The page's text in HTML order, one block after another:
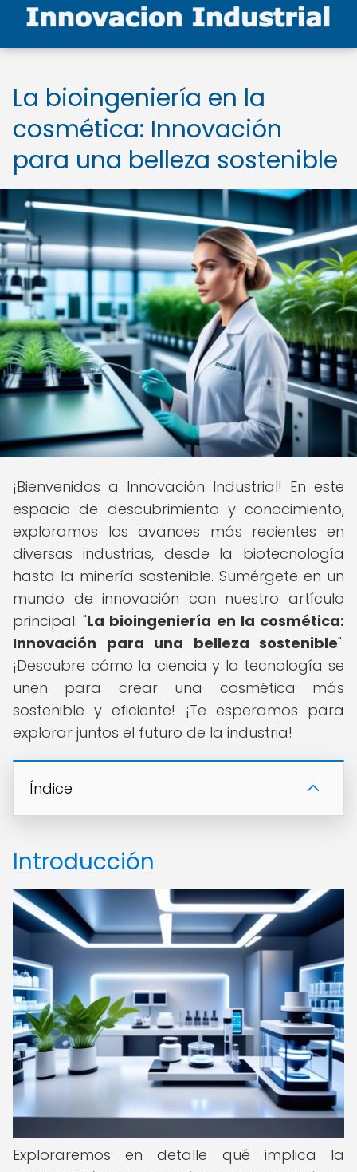
La bioingeniería en la
cosmética: Innovación
para una belleza sostenible
¡Bienvenidos a Innovación Industrial! En este
espacio de descubrimiento y conocimiento,
exploramos los avances más recientes en
diversas industrias, desde la biotecnología
hasta la minería sostenible. Sumérgete en un
mundo de innovación con nuestro artículo
principal: "La bioingeniería en la cosmética:
Innovación para una belleza sostenible".
¡Descubre cómo la ciencia y la tecnología se
unen para crear una cosmética más
sostenible y eficiente! ¡Te esperamos para
explorar juntos el futuro de la industria!
Índice
Introducción
Exploraremos en detalle qué implica la